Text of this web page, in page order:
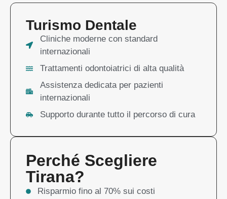
Turismo Dentale
Cliniche moderne con standard
internazionali
Trattamenti odontoiatrici di alta qualità
Assistenza dedicata per pazienti
internazionali
Supporto durante tutto il percorso di cura
Perché Scegliere
Tirana?
Risparmio fino al 70% sui costi